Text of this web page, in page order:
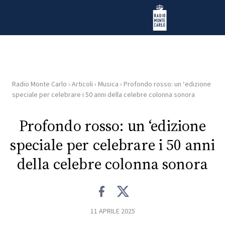
Radio Monte Carlo
HOME
RADIO
WEB
RADIO
Radio Monte Carlo › Articoli › Musica › Profondo rosso: un ‘edizione
speciale per celebrare i 50 anni della celebre colonna sonora
Profondo rosso: un ‘edizione
speciale per celebrare i 50 anni
della celebre colonna sonora
11 APRILE 2025